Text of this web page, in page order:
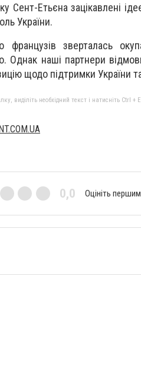
Сент-Етьєна зацікавлені
України.
зверталась
Однак наші партнери
щодо підтримки України
виділіть необхідний текст і натисніть Ctrl +
0,0 Оцініть першим